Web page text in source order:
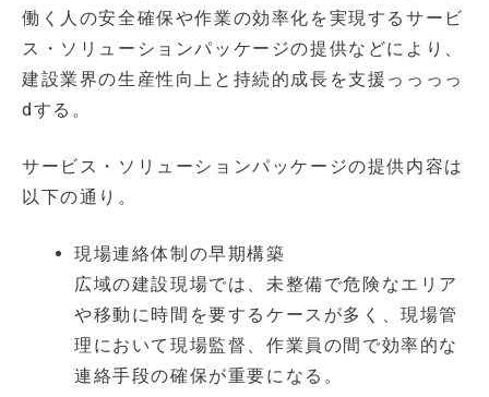
働く人の安全確保や作業の効率化を実現するサービ
ス・ソリューションパッケージの提供などにより、
建設業界の生産性向上と持続的成長を支援っっっっ
dする。
サービス・ソリューションパッケージの提供内容は
以下の通り。
現場連絡体制の早期構築
広域の建設現場では、未整備で危険なエリア
や移動に時間を要するケースが多く、現場管
理において現場監督、作業員の間で効率的な
連絡手段の確保が重要になる。